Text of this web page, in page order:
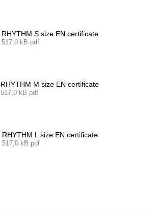
RHYTHM S size EN certificate
517,0 kB pdf
RHYTHM M size EN certificate
517,0 kB pdf
RHYTHM L size EN certificate
517,0 kB pdf